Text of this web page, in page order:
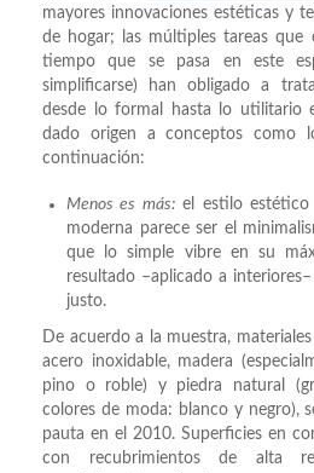
mayores innovaciones estéticas y
de hogar; las múltiples tareas que
tiempo que se pasa en este
simplificarse) han obligado a
desde lo formal hasta lo utilitario
dado origen a conceptos como
continuación:
Menos es más:el estilo estético
moderna parece ser el
que lo simple vibre en su
resultado –aplicado a
justo.
De acuerdo a la muestra,
acero inoxidable, madera
pino o roble) y piedra natural
colores de moda: blanco y negro),
pauta en el 2010. Superficies en
con recubrimientos de alta